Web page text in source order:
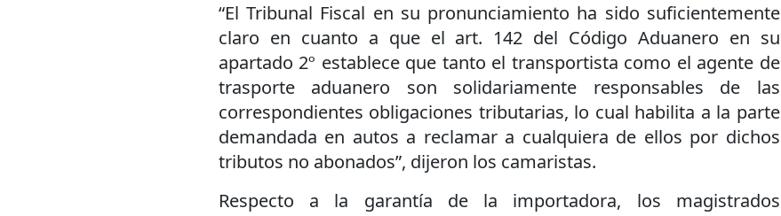
“El Tribunal Fiscal en su pronunciamiento ha sido suficientemente
claro en cuanto a que el art. 142 del Código Aduanero en su
apartado 2º establece que tanto el transportista como el agente de
trasporte aduanero son solidariamente responsables de las
correspondientes obligaciones tributarias, lo cual habilita a la parte
demandada en autos a reclamar a cualquiera de ellos por dichos
tributos no abonados”, dijeron los camaristas.
Respecto a la garantía de la importadora, los magistrados